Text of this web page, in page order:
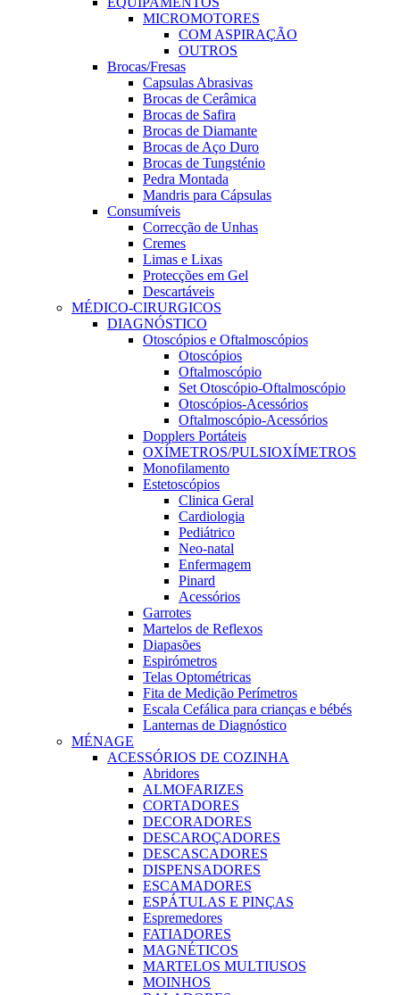
MICROMOTORES
COM ASPIRAÇÃO
OUTROS
Brocas/Fresas
Capsulas Abrasivas
Brocas de Cerâmica
Brocas de Safira
Brocas de Diamante
Brocas de Aço Duro
Brocas de Tungsténio
Pedra Montada
Mandris para Cápsulas
Consumíveis
Correcção de Unhas
Cremes
Limas e Lixas
Protecções em Gel
Descartáveis
MÉDICO-CIRURGICOS
DIAGNÓSTICO
Otoscópios e Oftalmoscópios
Otoscópios
Oftalmoscópio
Set Otoscópio-Oftalmoscópio
Otoscópios-Acessórios
Oftalmoscópio-Acessórios
Dopplers Portáteis
OXÍMETROS/PULSIOXÍMETROS
Monofilamento
Estetoscópios
Clinica Geral
Cardiologia
Pediátrico
Neo-natal
Enfermagem
Pinard
Acessórios
Garrotes
Martelos de Reflexos
Diapasões
Espirómetros
Telas Optométricas
Fita de Medição Perímetros
Escala Cefálica para crianças e bébés
Lanternas de Diagnóstico
MÉNAGE
ACESSÓRIOS DE COZINHA
Abridores
ALMOFARIZES
CORTADORES
DECORADORES
DESCAROÇADORES
DESCASCADORES
DISPENSADORES
ESCAMADORES
ESPÁTULAS E PINÇAS
Espremedores
FATIADORES
MAGNÉTICOS
MARTELOS MULTIUSOS
MOINHOS